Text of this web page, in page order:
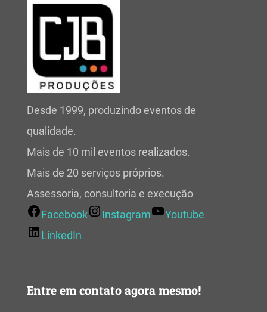
Desde 1999, produzindo eventos de
qualidade.
Mais de 10 mil eventos realizados.
Mais de 20 serviços próprios.
Assessoria, consultoria e execução
Facebook
Instagram
Youtube
LinkedIn
Entre em contato agora mesmo!